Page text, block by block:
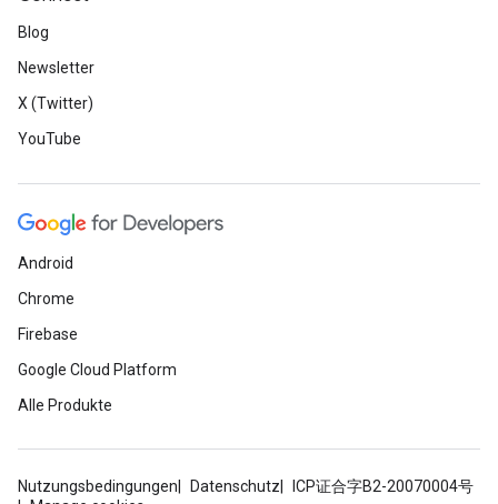
Blog
Newsletter
X (Twitter)
YouTube
Android
Chrome
Firebase
Google Cloud Platform
Alle Produkte
Nutzungsbedingungen Datenschutz
ICP证合字B2-20070004号